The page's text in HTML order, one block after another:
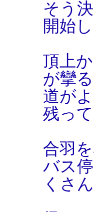
そう
開始し
頂上
が攣
道が
残っ
合羽
バス
くさ